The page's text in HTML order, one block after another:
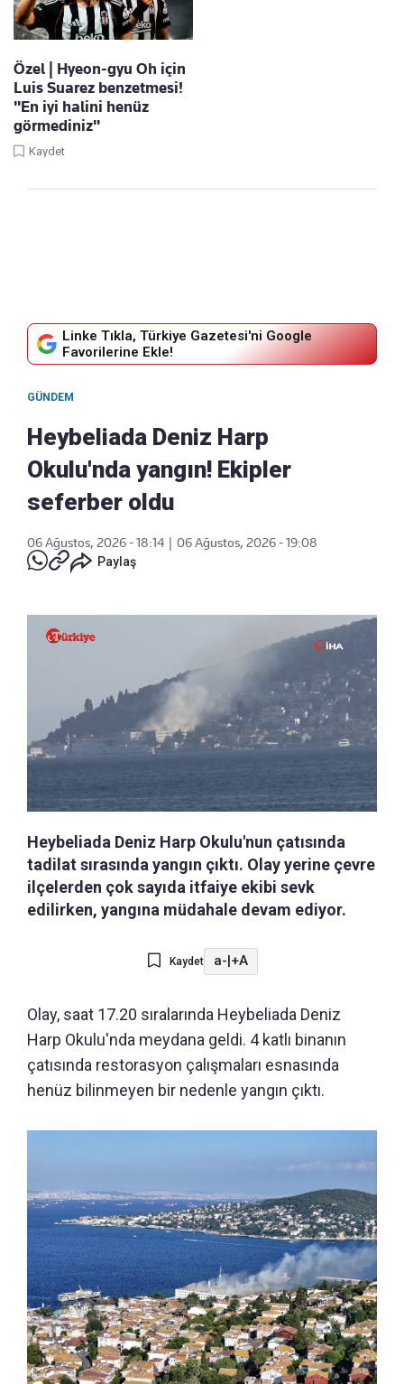
Özel | Hyeon-gyu Oh için
Luis Suarez benzetmesi!
"En iyi halini henüz
görmediniz"
Kaydet
Linke Tıkla, Türkiye Gazetesi'ni Google
Favorilerine Ekle!
GÜNDEM
Heybeliada Deniz Harp
Okulu'nda yangın! Ekipler
seferber oldu
06 Ağustos, 2026 - 18:14
06 Ağustos, 2026 - 19:08
Paylaş
Heybeliada Deniz Harp Okulu'nun çatısında
tadilat sırasında yangın çıktı. Olay yerine çevre
ilçelerden çok sayıda itfaiye ekibi sevk
edilirken, yangına müdahale devam ediyor.
Kaydet a-|+A
Olay, saat 17.20 sıralarında Heybeliada Deniz
Harp Okulu'nda meydana geldi. 4 katlı binanın
çatısında restorasyon çalışmaları esnasında
henüz bilinmeyen bir nedenle yangın çıktı.